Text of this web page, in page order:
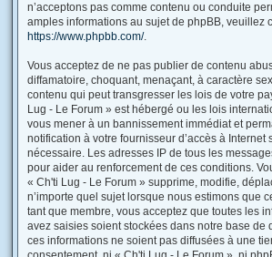
n’acceptons pas comme contenu ou conduite
amples informations au sujet de phpBB, veuillez
https://www.phpbb.com/.
Vous acceptez de ne pas publier de contenu
diffamatoire, choquant, menaçant, à caractère
contenu qui peut transgresser les lois de votre
Lug - Le Forum » est hébergé ou les lois
vous mener à un bannissement immédiat et
notification à votre fournisseur d’accès à Internet
nécessaire. Les adresses IP de tous les
pour aider au renforcement de ces conditions.
« Ch'ti Lug - Le Forum » supprime, modifie,
n’importe quel sujet lorsque nous estimons que
tant que membre, vous acceptez que toutes les
avez saisies soient stockées dans notre base de
ces informations ne soient pas diffusées à une